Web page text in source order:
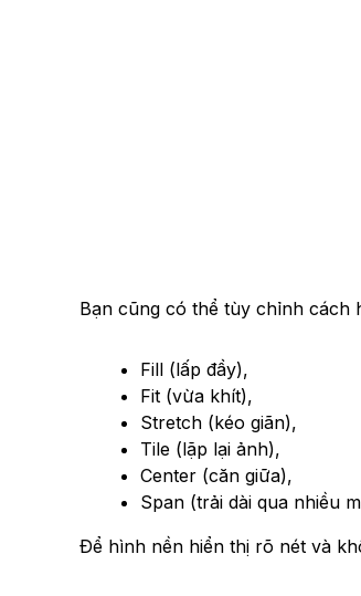
Bạn cũng có thể tùy chỉnh cách
Fill (lấp đầy),
Fit (vừa khít),
Stretch (kéo giãn),
Tile (lặp lại ảnh),
Center (căn giữa),
Span (trải dài qua nhiều
Để hình nền hiển thị rõ nét và